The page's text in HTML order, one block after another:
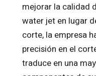
mejorar la calidad
water jet en lugar
corte, la empresa
precisión en el
traduce en una